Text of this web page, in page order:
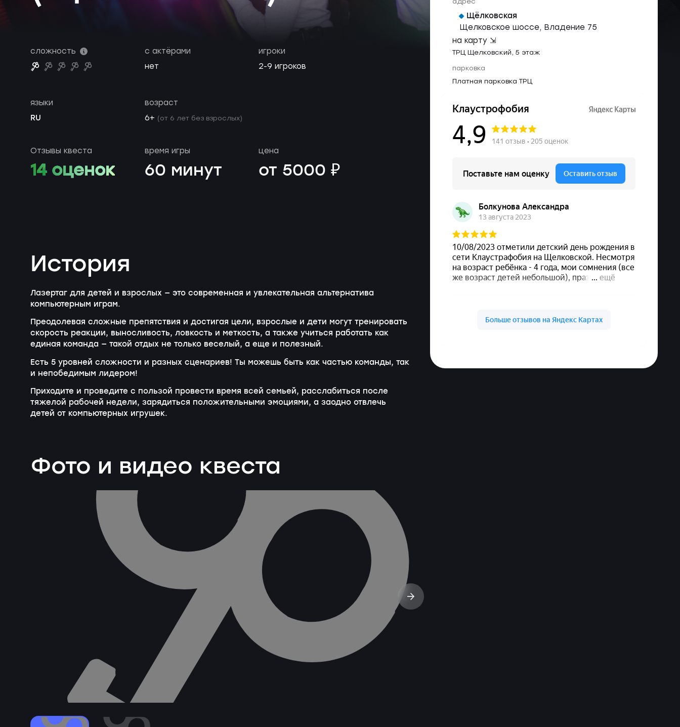
Щёлковская
Щелковское шоссе, Владение 75
на карту ⇲
ТРЦ Щелковский, 5 этаж
парковка
Платная парковка ТРЦ
сложность
с актёрами
нет
игроки
2-9 игроков
языки
RU
возраст
6+ (от 6 лет без взрослых)
Отзывы квеста
14 оценок
время игры
60 минут
цена
от 5000 ₽
История
Лазертаг для детей и взрослых — это современная и увлекательная альтернатива
компьютерным играм.
Преодолевая сложные препятствия и достигая цели, взрослые и дети могут тренировать
скорость реакции, выносливость, ловкость и меткость, а также учиться работать как
единая команда — такой отдых не только веселый, а еще и полезный.
Есть 5 уровней сложности и разных сценариев! Ты можешь быть как частью команды, так
и непобедимым лидером!
Приходите и проведите с пользой провести время всей семьей, расслабиться после
тяжелой рабочей недели, зарядиться положительными эмоциями, а заодно отвлечь
детей от компьютерных игрушек.
Фото и видео квеста